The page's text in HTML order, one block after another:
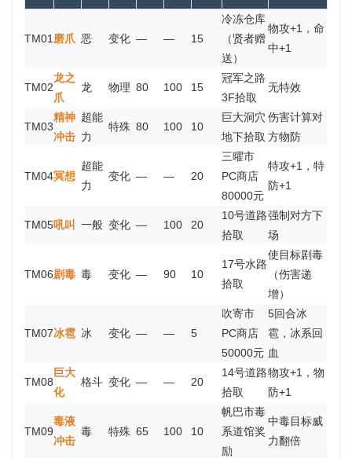
TM01 磨爪 恶 变化 — — 15
冷冻仓库
（贤者赠
送）
物攻+1，命
中+1
TM02
龙之
爪
龙 物理 80 100 15
冠军之路
3F拾取
无特效
TM03
精神
冲击
超能
力
特殊 80 100 10
巨大洞穴
地下拾取
伤害计算对
方物防
TM04冥想
超能
力
变化 — — 20
三曜市
PC商店
80000元
特攻+1，特
防+1
TM05吼叫 一般 变化 — 100 20
10号道路
拾取
强制对方下
场
TM06剧毒 毒 变化 — 90 10
17号水路
拾取
使目标剧毒
（伤害递
增）
TM07冰雹 冰 变化 — — 5
吹寄市
PC商店
50000元
5回合冰
雹，冰系回
血
TM08
巨大
化
格斗 变化 — — 20
14号道路
拾取
物攻+1，物
防+1
TM09
毒液
冲击
毒 特殊 65 100 10
帆巴市毒
系道馆奖
励
中毒目标威
力翻倍